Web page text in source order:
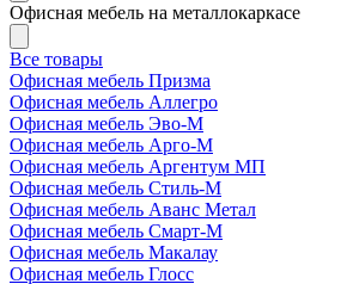
Офисная мебель на металлокаркасе
Все товары
Офисная мебель Призма
Офисная мебель Аллегро
Офисная мебель Эво-M
Офисная мебель Арго-М
Офисная мебель Аргентум МП
Офисная мебель Стиль-М
Офисная мебель Аванс Метал
Офисная мебель Смарт-М
Офисная мебель Макалау
Офисная мебель Глосс